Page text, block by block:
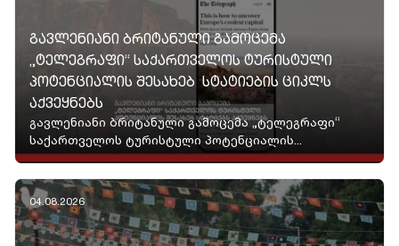
ᲒᲐᲕᲚᲔᲜᲘᲐᲜᲘ ᲑᲠᲘᲢᲐᲜᲣᲚᲘ ᲒᲐᲛᲝᲪᲔᲛᲐ
„ᲢᲔᲚᲔᲒᲠᲐᲤᲘ“ ᲡᲐᲥᲐᲠᲗᲕᲔᲚᲝᲡ ᲢᲣᲠᲘᲡᲢᲣᲚᲘ
ᲞᲝᲢᲔᲜᲪᲘᲐᲚᲘᲡ ᲨᲔᲡᲐᲮᲔᲑ ᲡᲢᲐᲢᲘᲔᲑᲘᲡ ᲪᲘᲙᲚᲡ
ᲐᲥᲕᲔᲧᲜᲔᲑᲡ
გავლენიანი ბრიტანული გამოცემა „ტელეგრაფი“
საქართველოს ტურისტული პოტენციალის...
04.08.2026